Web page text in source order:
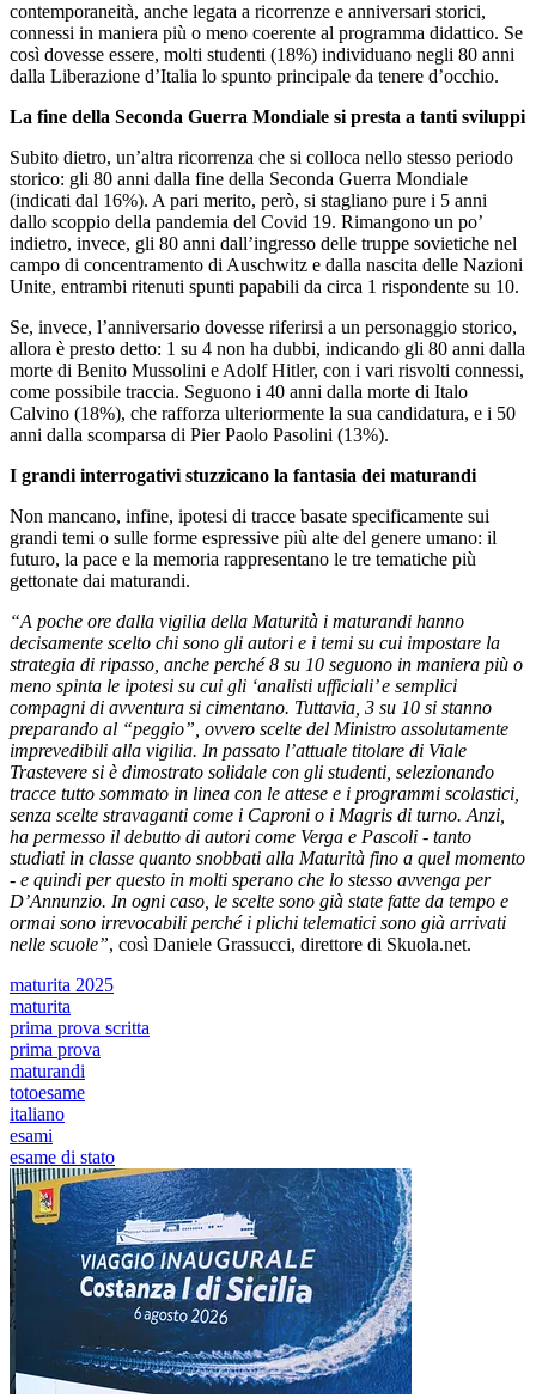
contemporaneità, anche legata a ricorrenze e anniversari storici,
connessi in maniera più o meno coerente al programma didattico. Se
così dovesse essere, molti studenti (18%) individuano negli 80 anni
dalla Liberazione d’Italia lo spunto principale da tenere d’occhio.
La fine della Seconda Guerra Mondiale si presta a tanti sviluppi
Subito dietro, un’altra ricorrenza che si colloca nello stesso periodo
storico: gli 80 anni dalla fine della Seconda Guerra Mondiale
(indicati dal 16%). A pari merito, però, si stagliano pure i 5 anni
dallo scoppio della pandemia del Covid 19. Rimangono un po’
indietro, invece, gli 80 anni dall’ingresso delle truppe sovietiche nel
campo di concentramento di Auschwitz e dalla nascita delle Nazioni
Unite, entrambi ritenuti spunti papabili da circa 1 rispondente su 10.
Se, invece, l’anniversario dovesse riferirsi a un personaggio storico,
allora è presto detto: 1 su 4 non ha dubbi, indicando gli 80 anni dalla
morte di Benito Mussolini e Adolf Hitler, con i vari risvolti connessi,
come possibile traccia. Seguono i 40 anni dalla morte di Italo
Calvino (18%), che rafforza ulteriormente la sua candidatura, e i 50
anni dalla scomparsa di Pier Paolo Pasolini (13%).
I grandi interrogativi stuzzicano la fantasia dei maturandi
Non mancano, infine, ipotesi di tracce basate specificamente sui
grandi temi o sulle forme espressive più alte del genere umano: il
futuro, la pace e la memoria rappresentano le tre tematiche più
gettonate dai maturandi.
“A poche ore dalla vigilia della Maturità i maturandi hanno
decisamente scelto chi sono gli autori e i temi su cui impostare la
strategia di ripasso, anche perché 8 su 10 seguono in maniera più o
meno spinta le ipotesi su cui gli ‘analisti ufficiali’ e semplici
compagni di avventura si cimentano. Tuttavia, 3 su 10 si stanno
preparando al “peggio”, ovvero scelte del Ministro assolutamente
imprevedibili alla vigilia. In passato l’attuale titolare di Viale
Trastevere si è dimostrato solidale con gli studenti, selezionando
tracce tutto sommato in linea con le attese e i programmi scolastici,
senza scelte stravaganti come i Caproni o i Magris di turno. Anzi,
ha permesso il debutto di autori come Verga e Pascoli - tanto
studiati in classe quanto snobbati alla Maturità fino a quel momento
- e quindi per questo in molti sperano che lo stesso avvenga per
D’Annunzio. In ogni caso, le scelte sono già state fatte da tempo e
ormai sono irrevocabili perché i plichi telematici sono già arrivati
nelle scuole”, così Daniele Grassucci, direttore di Skuola.net.
maturita 2025
maturita
prima prova scritta
prima prova
maturandi
totoesame
italiano
esami
esame di stato